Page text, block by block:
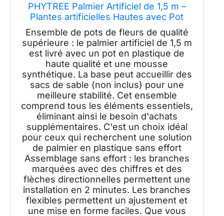
PHYTREE Palmier Artificiel de 1,5 m –
Plantes artificielles Hautes avec Pot
Blanc – Plantes artificielles Tropicales
d'intérieur en Pot – Plante synthétique
pour la Maison, Le Bureau, Le Salon
Ensemble de pots de fleurs de qualité
supérieure : le palmier artificiel de 1,5 m
est livré avec un pot en plastique de
haute qualité et une mousse
synthétique. La base peut accueillir des
sacs de sable (non inclus) pour une
meilleure stabilité. Cet ensemble
comprend tous les éléments essentiels,
éliminant ainsi le besoin d'achats
supplémentaires. C'est un choix idéal
pour ceux qui recherchent une solution
de palmier en plastique sans effort
Assemblage sans effort : les branches
marquées avec des chiffres et des
flèches directionnelles permettent une
installation en 2 minutes. Les branches
flexibles permettent un ajustement et
une mise en forme faciles. Que vous